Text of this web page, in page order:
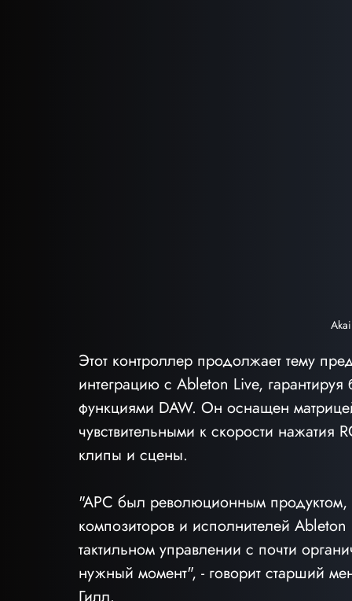
Этот контроллер продолжает тему
интеграцию с Ableton Live,
функциями DAW. Он оснащен
чувствительными к скорости нажатия
клипы и сцены.
"APC был революционным
композиторов и исполнителей
тактильном управлении с почти
нужный момент", - говорит старший